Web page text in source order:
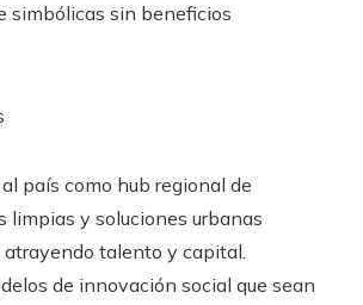
simbólicas sin beneficios
país como hub regional de
limpias y soluciones urbanas
atrayendo talento y capital.
de innovación social que sean